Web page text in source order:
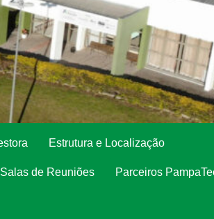
Estrutura e Localização
Salas de Reuniões Parceiros